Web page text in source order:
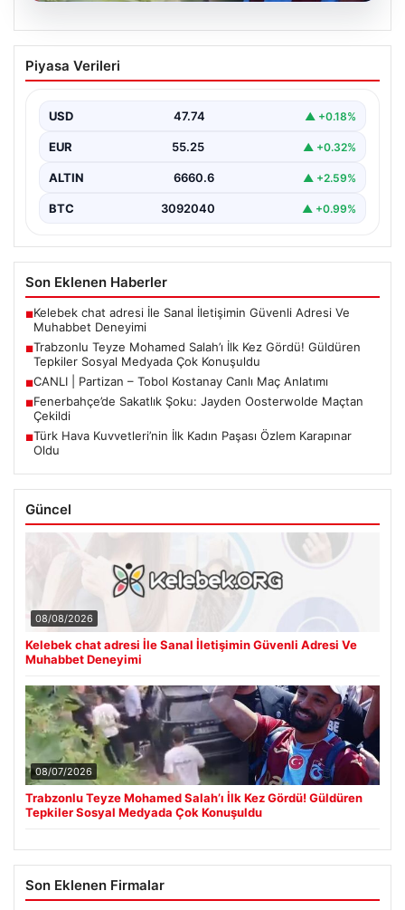
07.08.2026
Trabzonlu Teyze Mohamed Salah’ı İlk
Kez Gördü! Güldüren Tepkiler Sosyal
Trabzon’un gözde ilçesi Araklı’ya, dünya futbolunun en
reklam…
Piyasa Verileri
USD 47.74 ▲ +0.18%
EUR 55.25 ▲ +0.32%
ALTIN 6660.6 ▲ +2.59%
BTC 3092040 ▲ +0.99%
Son Eklenen Haberler
■Kelebek chat adresi İle Sanal İletişimin Güvenli Adresi Ve
Muhabbet Deneyimi
■Trabzonlu Teyze Mohamed Salah’ı İlk Kez Gördü! Güldüren
Tepkiler Sosyal Medyada Çok Konuşuldu
■CANLI | Partizan – Tobol Kostanay Canlı Maç Anlatımı
■Fenerbahçe’de Sakatlık Şoku: Jayden Oosterwolde Maçtan
Çekildi
■Türk Hava Kuvvetleri’nin İlk Kadın Paşası Özlem Karapınar
Oldu
Güncel
08/08/2026
Kelebek chat adresi İle Sanal İletişimin Güvenli Adresi Ve
Muhabbet Deneyimi
08/07/2026
Trabzonlu Teyze Mohamed Salah’ı İlk Kez Gördü! Güldüren
Tepkiler Sosyal Medyada Çok Konuşuldu
Son Eklenen Firmalar